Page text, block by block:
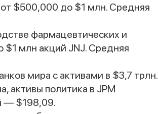
$500,000 до $1 млн. Средняя
фармацевтических и
млн акций JNJ. Средняя
мира с активами в $3,7 трлн.
активы политика в JPM
— $198,09. за заявку